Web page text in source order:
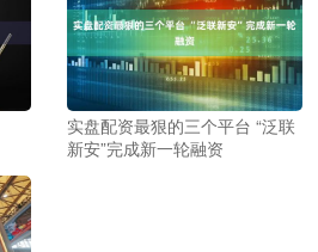
实盘配资最狠的三个平台 “泛联
新安”完成新一轮融资